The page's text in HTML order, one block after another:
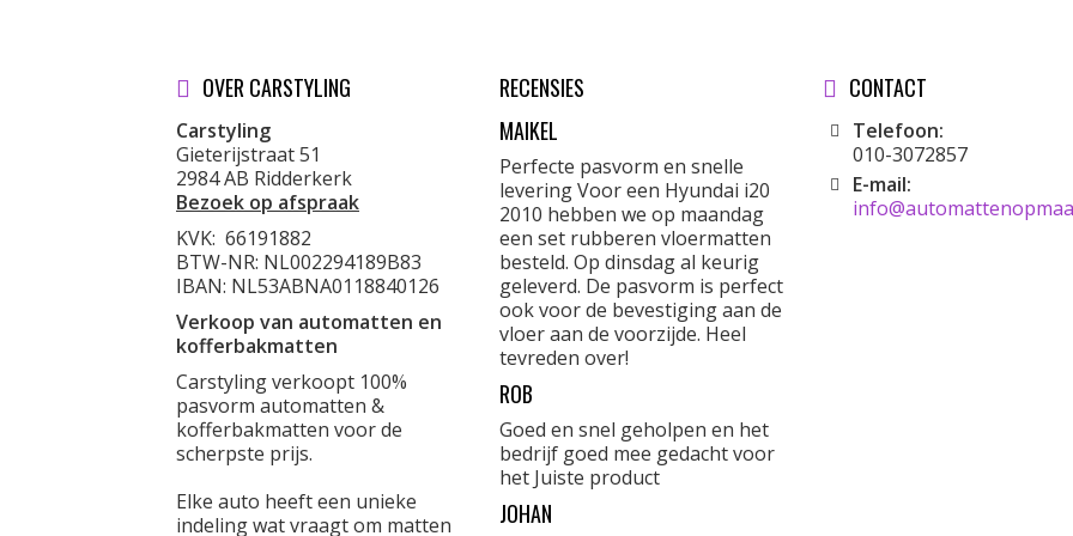
OVER CARSTYLING
Carstyling
Gieterijstraat 51
2984 AB Ridderkerk
Bezoek op afspraak
KVK: 66191882
BTW-NR: NL002294189B83
IBAN: NL53ABNA0118840126
Verkoop van automatten en
kofferbakmatten
Carstyling verkoopt 100%
pasvorm automatten &
kofferbakmatten voor de
scherpste prijs.
Elke auto heeft een unieke
indeling wat vraagt om matten
RECENSIES
MAIKEL
Perfecte pasvorm en snelle
levering Voor een Hyundai i20
2010 hebben we op maandag
een set rubberen vloermatten
besteld. Op dinsdag al keurig
geleverd. De pasvorm is perfect
ook voor de bevestiging aan de
vloer aan de voorzijde. Heel
tevreden over!
ROB
Goed en snel geholpen en het
bedrijf goed mee gedacht voor
het Juiste product
JOHAN
CONTACT
Telefoon:
010-3072857
E-mail: